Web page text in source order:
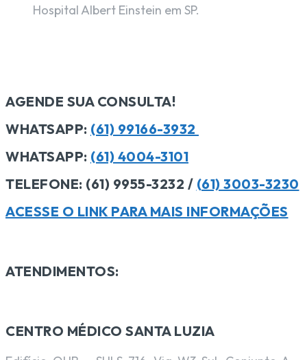
Hospital Albert Einstein em SP.
AGENDE SUA CONSULTA!
WHATSAPP: (61) 99166-3932
WHATSAPP: (61) 4004-3101
TELEFONE: (61) 9955-3232 / (61) 3003-3230
ACESSE O LINK PARA MAIS INFORMAÇÕES
ATENDIMENTOS:
CENTRO MÉDICO SANTA LUZIA